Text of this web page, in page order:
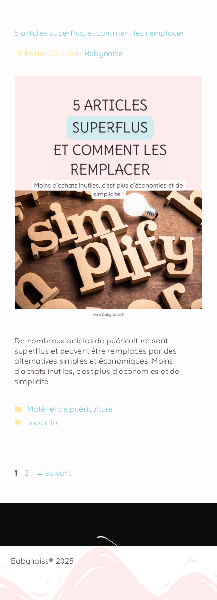
5 articles superflus, et comment les remplacer
19 février 2025 par Babynaiss
De nombreux articles de puériculture sont
superflus et peuvent être remplacés par des
alternatives simples et économiques. Moins
d’achats inutiles, c’est plus d’économies et de
simplicité !
Matériel de puériculture
superflu
1 2 → suivant
Babynaiss® 2025